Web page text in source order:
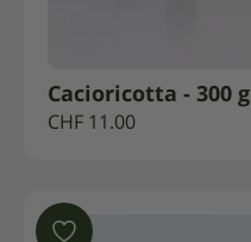
Cacioricotta - 300 g
CHF 11.00